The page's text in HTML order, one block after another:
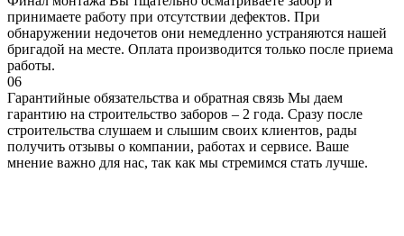
принимаете работу при отсутствии дефектов. При
обнаружении недочетов они немедленно устраняются нашей
бригадой на месте. Оплата производится только после приема
работы.
06
Гарантийные обязательства и обратная связь Мы даем
гарантию на строительство заборов – 2 года. Сразу после
строительства слушаем и слышим своих клиентов, рады
получить отзывы о компании, работах и сервисе. Ваше
мнение важно для нас, так как мы стремимся стать лучше.